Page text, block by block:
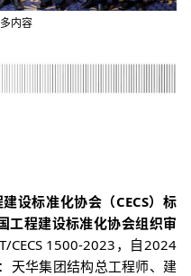
内容
设标准化协会（CECS）标
工程建设标准化协会组织审
CECS 1500-2023，自2024
天华集团结构总工程师、建